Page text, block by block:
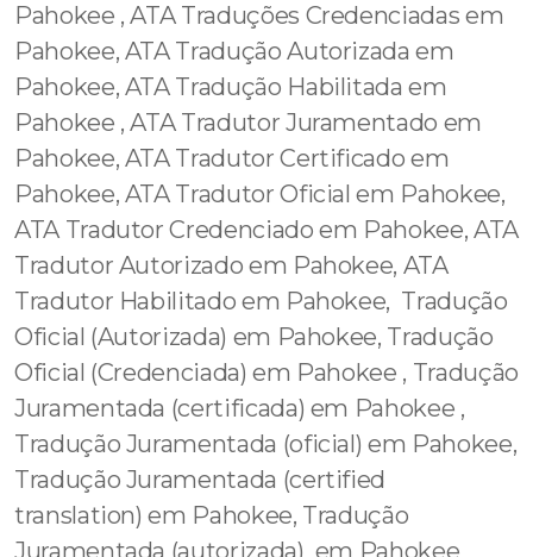
Pahokee , ATA Traduções Credenciadas em
Pahokee, ATA Tradução Autorizada em
Pahokee, ATA Tradução Habilitada em
Pahokee , ATA Tradutor Juramentado em
Pahokee, ATA Tradutor Certificado em
Pahokee, ATA Tradutor Oficial em Pahokee,
ATA Tradutor Credenciado em Pahokee, ATA
Tradutor Autorizado em Pahokee, ATA
Tradutor Habilitado em Pahokee, Tradução
Oficial (Autorizada) em Pahokee, Tradução
Oficial (Credenciada) em Pahokee , Tradução
Juramentada (certificada) em Pahokee ,
Tradução Juramentada (oficial) em Pahokee,
Tradução Juramentada (certified
translation) em Pahokee, Tradução
Juramentada (autorizada) em Pahokee